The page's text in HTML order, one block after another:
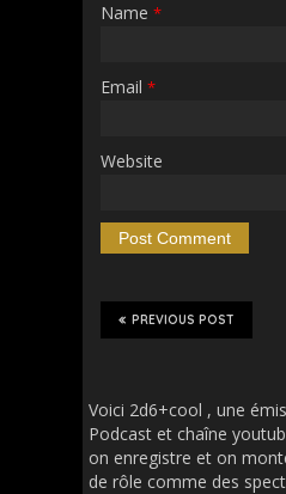
Name *
Email *
Website
PREVIOUS POST
Voici 2d6+cool , une
Podcast et chaîne
on enregistre et on
de rôle comme des